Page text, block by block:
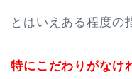
とはいえある程度の
特にこだわりがなけ